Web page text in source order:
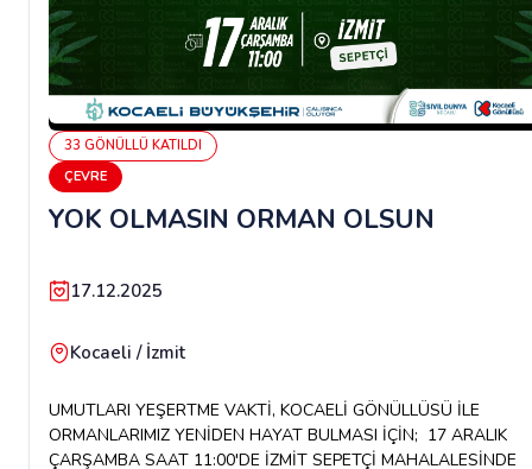
33 GÖNÜLLÜ KATILDI
ÇEVRE
YOK OLMASIN ORMAN OLSUN
17.12.2025
Kocaeli / İzmit
UMUTLARI YEŞERTME VAKTİ, KOCAELİ GÖNÜLLÜSÜ İLE
ORMANLARIMIZ YENİDEN HAYAT BULMASI İÇİN; 17 ARALIK
ÇARŞAMBA SAAT 11:00'DE İZMİT SEPETÇİ MAHALALESİNDE